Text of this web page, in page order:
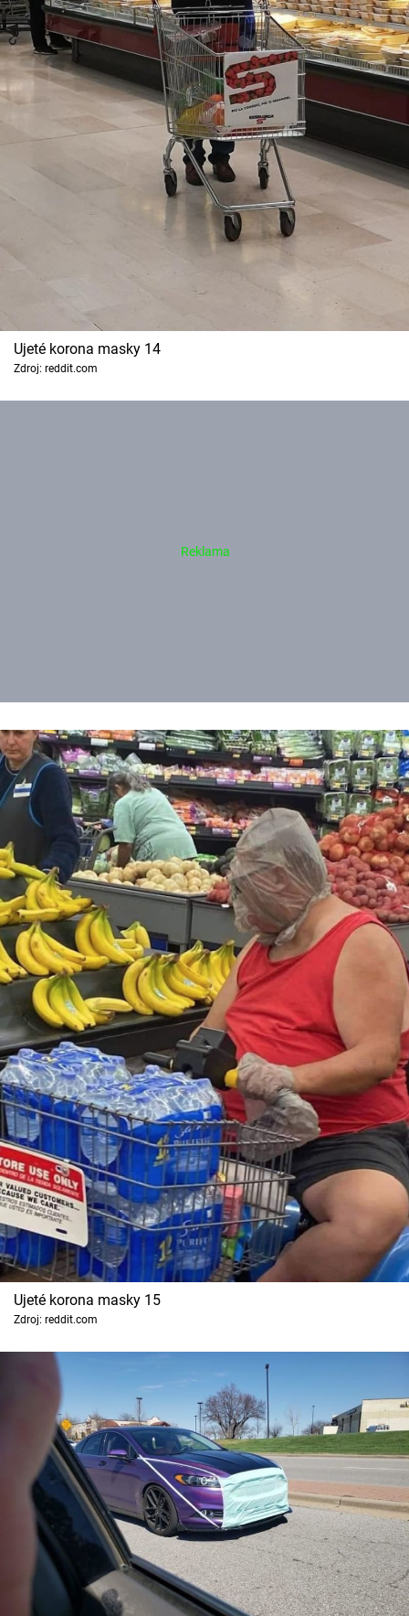
Ujeté korona masky 14
Zdroj: reddit.com
Ujeté korona masky 15
Zdroj: reddit.com